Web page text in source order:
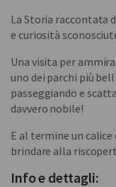
La Storia raccontata
e curiosità
Una visita per
uno dei parchi più
passeggiando e
davvero nobile!
E al termine un
brindare alla
Info e dettagli: